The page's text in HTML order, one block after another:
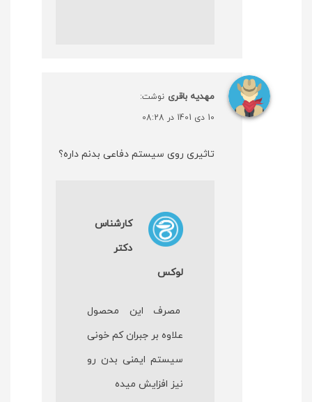
مهدیه باقری نوشت:
10 دی 1401 در 08:28
تاثیری روی سیستم دفاعی بدنم داره؟
کارشناس
دکتر
لوکس
مصرف این محصول
علاوه بر جبران کم خونی
سیستم ایمنی بدن رو
نیز افزایش میده